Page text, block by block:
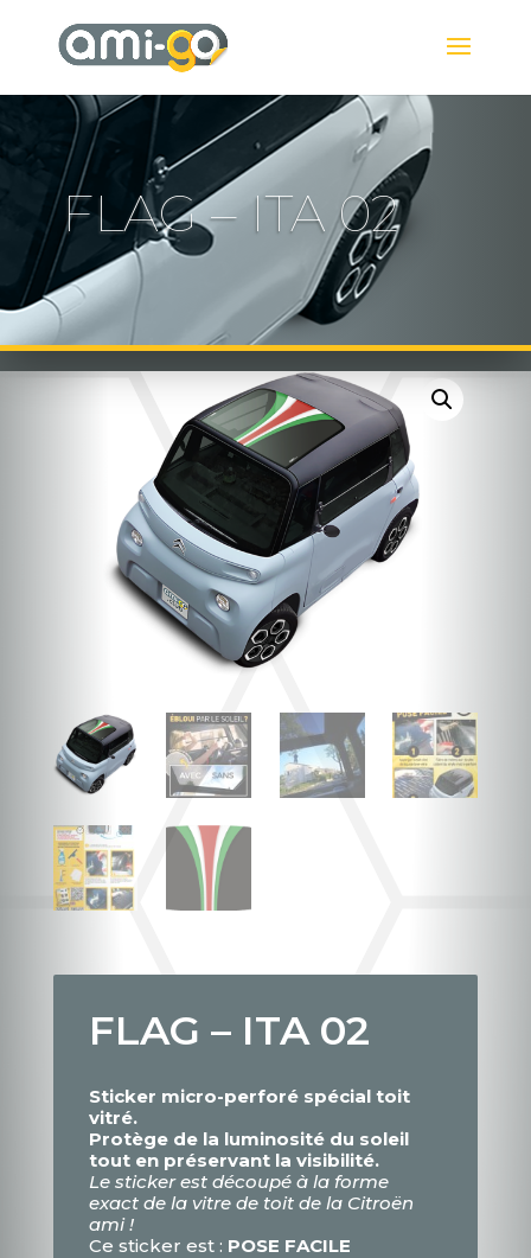
FLAG – ITA 02
FLAG – ITA 02
Sticker micro-perforé spécial toit
vitré.
Protège de la luminosité du soleil
tout en préservant la visibilité.
Le sticker est découpé à la forme
exact de la vitre de toit de la Citroën
ami !
Ce sticker est : POSE FACILE